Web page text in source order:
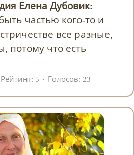
Елена Дубовик:
частью кого-то и
все разные,
потому что есть
Рейтинг: 5 Голосов: 23